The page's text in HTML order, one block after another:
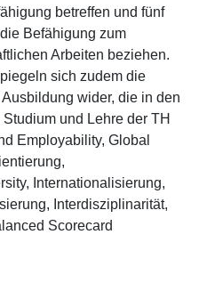
betreffen und fünf
Befähigung zum
Arbeiten beziehen.
sich zudem die
wider, die in den
und Lehre der TH
Employability, Global
Internationalisierung,
Interdisziplinarität,
Scorecard